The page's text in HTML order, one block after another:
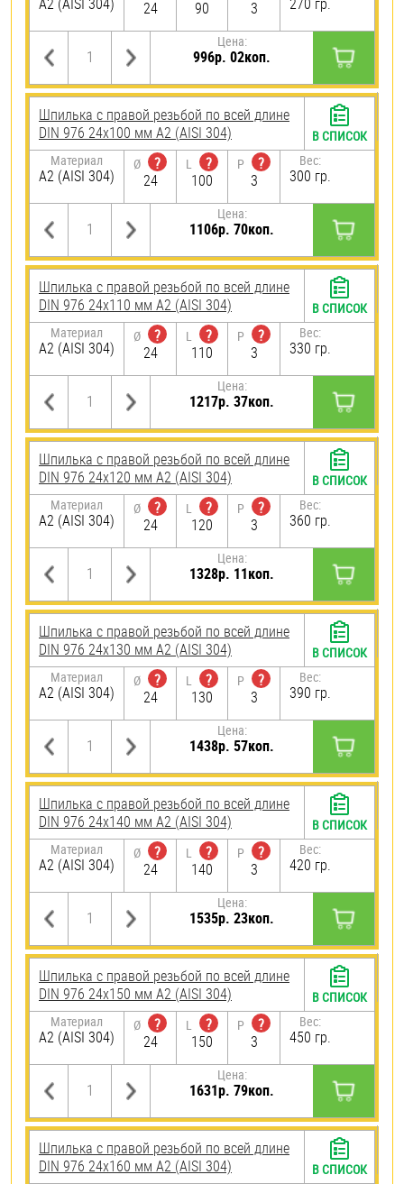
24
90
3
Цена:
996р. 02коп.
Шпилька с правой резьбой по всей длине
DIN 976 24х100 мм А2 (AISI 304)
Материал
А2 (AISI 304)
Ø
?
24
L
?
100
P
?
3
Вес:
300 гр.
Цена:
1106р. 70коп.
В СПИСОК
Шпилька с правой резьбой по всей длине
DIN 976 24х110 мм А2 (AISI 304)
Материал
А2 (AISI 304)
Ø
?
24
L
?
110
P
?
3
Вес:
330 гр.
Цена:
1217р. 37коп.
В СПИСОК
Шпилька с правой резьбой по всей длине
DIN 976 24х120 мм А2 (AISI 304)
Материал
А2 (AISI 304)
Ø
?
24
L
?
120
P
?
3
Вес:
360 гр.
Цена:
1328р. 11коп.
В СПИСОК
Шпилька с правой резьбой по всей длине
DIN 976 24х130 мм А2 (AISI 304)
Материал
А2 (AISI 304)
Ø
?
24
L
?
130
P
?
3
Вес:
390 гр.
Цена:
1438р. 57коп.
В СПИСОК
Шпилька с правой резьбой по всей длине
DIN 976 24х140 мм А2 (AISI 304)
Материал
А2 (AISI 304)
Ø
?
24
L
?
140
P
?
3
Вес:
420 гр.
Цена:
1535р. 23коп.
В СПИСОК
Шпилька с правой резьбой по всей длине
DIN 976 24х150 мм А2 (AISI 304)
Материал
А2 (AISI 304)
Ø
?
24
L
?
150
P
?
3
Вес:
450 гр.
Цена:
1631р. 79коп.
В СПИСОК
Шпилька с правой резьбой по всей длине
DIN 976 24х160 мм А2 (AISI 304)
В СПИСОК